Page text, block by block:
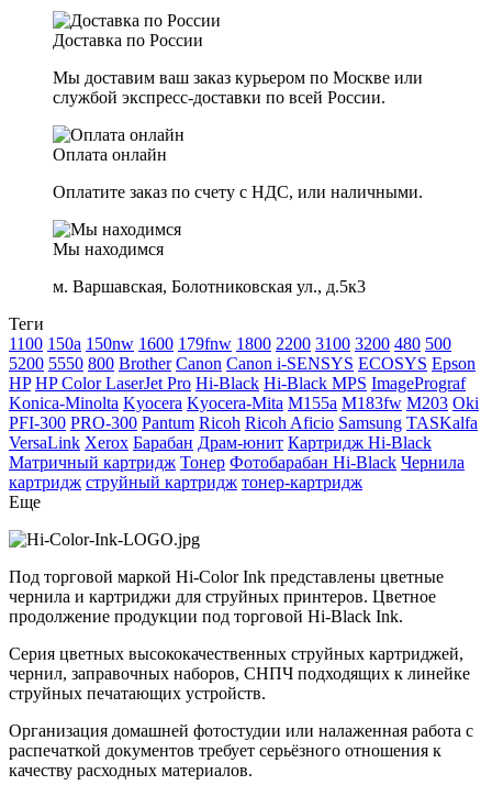
Доставка по России
Мы доставим ваш заказ курьером по Москве или
службой экспресс-доставки по всей России.
Оплата онлайн
Оплатите заказ по счету с НДС, или наличными.
Мы находимся
м. Варшавская, Болотниковская ул., д.5к3
Теги
1100 150a 150nw 1600 179fnw 1800 2200 3100 3200 480 500
5200 5550 800 Brother Canon Canon i-SENSYS ECOSYS Epson
HP HP Color LaserJet Pro Hi-Black Hi-Black MPS ImagePrograf
Konica-Minolta Kyocera Kyocera-Mita M155a M183fw M203 Oki
PFI-300 PRO-300 Pantum Ricoh Ricoh Aficio Samsung TASKalfa
VersaLink Xerox Барабан Драм-юнит Картридж Hi-Black
Матричный картридж Тонер Фотобарабан Hi-Black Чернила
картридж струйный картридж тонер-картридж
Еще
Под торговой маркой Hi-Color Ink представлены цветные
чернила и картриджи для струйных принтеров. Цветное
продолжение продукции под торговой Hi-Black Ink.
Серия цветных высококачественных струйных картриджей,
чернил, заправочных наборов, СНПЧ подходящих к линейке
струйных печатающих устройств.
Организация домашней фотостудии или налаженная работа с
распечаткой документов требует серьёзного отношения к
качеству расходных материалов.